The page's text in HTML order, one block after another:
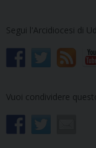
Segui l'Arcidiocesi di
Vuoi condividere